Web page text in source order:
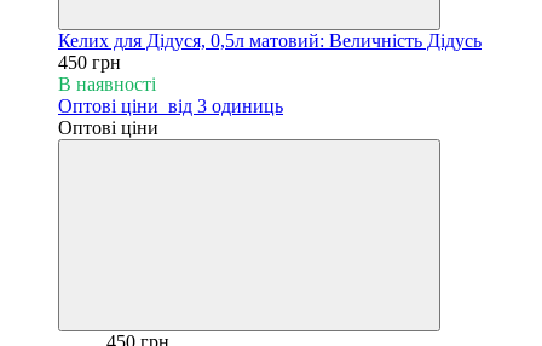
Келих для Дідуся, 0,5л матовий: Величність Дідусь
450 грн
В наявності
Оптові ціни від 3 одиниць
Оптові ціни
450 грн